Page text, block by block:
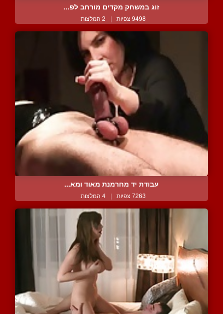
זוג במשחק מקדים מורחב לפ...
9498 צפיות | 2 המלצות
עבודת יד מחרמנת מאוד ומא...
7263 צפיות | 4 המלצות